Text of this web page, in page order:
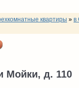
квартиры » в
Мойки, д. 110